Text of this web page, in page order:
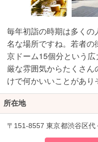
毎年初詣の時期は多く
名な場所ですね。若者
京ドーム15個分という
厳な雰囲気からたくさ
けで何かいいことがあり
所在地
〒151-8557 東京都渋谷区代